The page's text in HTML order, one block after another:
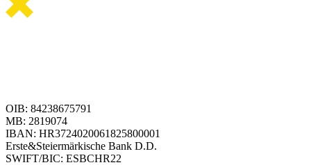
OIB: 84238675791
MB: 2819074
IBAN: HR3724020061825800001
Erste&Steiermärkische Bank D.D.
SWIFT/BIC: ESBCHR22